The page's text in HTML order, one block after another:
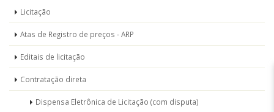
Menu
Licitações
Licitação
Atas de Registro de preços - ARP
Editais de licitação
Contratação direta
Dispensa Eletrônica de Licitação (com disputa)